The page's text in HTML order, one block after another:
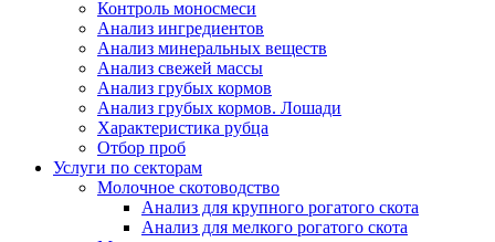
Контроль моносмеси
Анализ ингредиентов
Анализ минеральных веществ
Анализ свежей массы
Анализ грубых кормов
Анализ грубых кормов. Лошади
Характеристика рубца
Отбор проб
Услуги по секторам
Молочное скотоводство
Анализ для крупного рогатого скота
Анализ для мелкого рогатого скота